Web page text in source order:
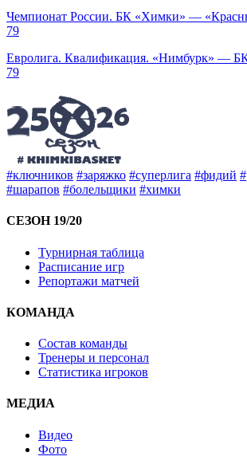
Чемпионат России. БК «Химки» —
79
Евролига. Квалификация. «Нимбурк» —
79
#ключников #заряжко #суперлига #фидий
#шарапов #болельщики #химки
СЕЗОН 19/20
Турнирная таблица
Расписание игр
Репортажи матчей
КОМАНДА
Состав команды
Тренеры и персонал
Статистика игроков
МЕДИА
Видео
Фото